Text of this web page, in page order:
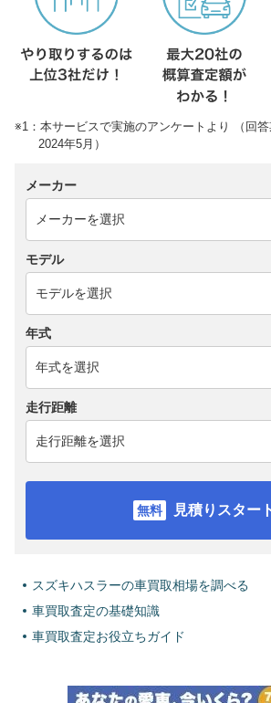
※1：本サービスで実施のアンケートより （回
2024年5月）
メーカー
モデル
年式
走行距離
見積りスター
スズキハスラーの車買取相場を調べる
車買取査定の基礎知識
車買取査定お役立ちガイド